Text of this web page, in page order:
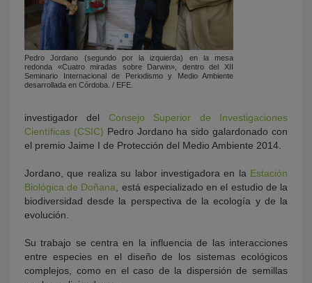
Pedro Jordano (segundo por la izquierda) en la mesa
redonda «Cuatro miradas sobre Darwin», dentro del XII
Seminario Internacional de Periodismo y Medio Ambiente
desarrollada en Córdoba. / EFE.
investigador del Consejo Superior de Investigaciones
Científicas (CSIC) Pedro Jordano ha sido galardonado con
el premio Jaime I de Protección del Medio Ambiente 2014.
Jordano, que realiza su labor investigadora en la Estación
Biológica de Doñana , está especializado en el estudio de la
biodiversidad desde la perspectiva de la ecología y de la
evolución.
Su trabajo se centra en la influencia de las interacciones
entre especies en el diseño de los sistemas ecológicos
complejos, como en el caso de la dispersión de semillas